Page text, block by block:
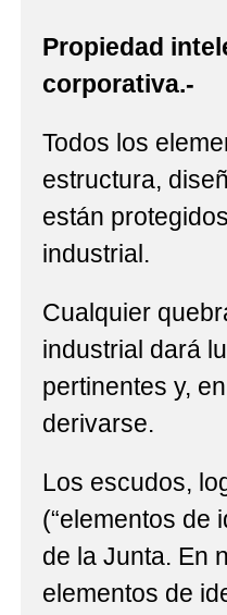
Propiedad
corporativa.-
Todos los
estructura,
están
industrial.
Cualquier
industrial dará
pertinentes y,
derivarse.
Los escudos,
(“elementos de
de la Junta. En
elementos de